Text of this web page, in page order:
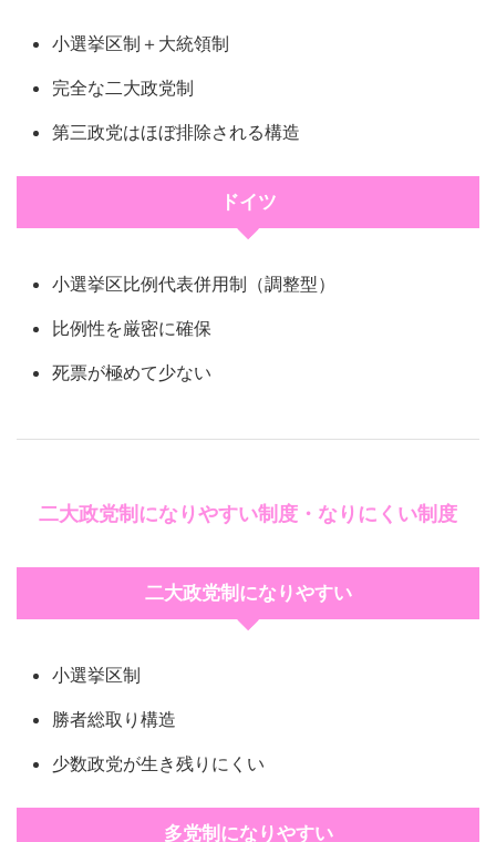
小選挙区制＋大統領制
完全な二大政党制
第三政党はほぼ排除される構造
ドイツ
小選挙区比例代表併用制（調整型）
比例性を厳密に確保
死票が極めて少ない
二大政党制になりやすい制度・なりにくい制度
二大政党制になりやすい
小選挙区制
勝者総取り構造
少数政党が生き残りにくい
多党制になりやすい